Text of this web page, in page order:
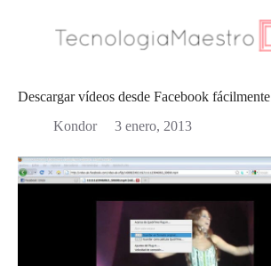
Descargar vídeos desde Facebook fácilmente
Kondor
3 enero, 2013